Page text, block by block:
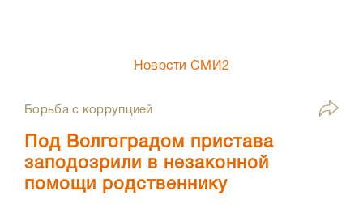
Новости СМИ2
Борьба с коррупцией
Под Волгоградом пристава
заподозрили в незаконной
помощи родственнику